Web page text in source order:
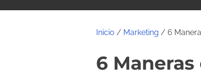
Inicio / Marketing / 6
6